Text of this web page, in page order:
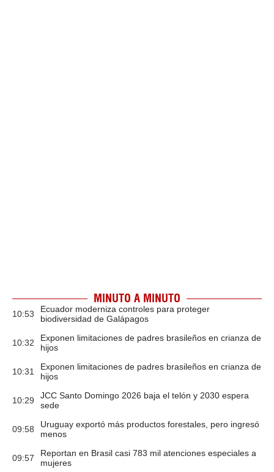
MINUTO A MINUTO
10:53
Ecuador moderniza controles para proteger
biodiversidad de Galápagos
10:32
Exponen limitaciones de padres brasileños en crianza de
hijos
10:31
Exponen limitaciones de padres brasileños en crianza de
hijos
10:29
JCC Santo Domingo 2026 baja el telón y 2030 espera
sede
09:58
Uruguay exportó más productos forestales, pero ingresó
menos
09:57
Reportan en Brasil casi 783 mil atenciones especiales a
mujeres